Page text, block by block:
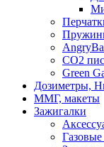
CO2
Green
Дозиметры,
ММГ, макеты
Зажигалки